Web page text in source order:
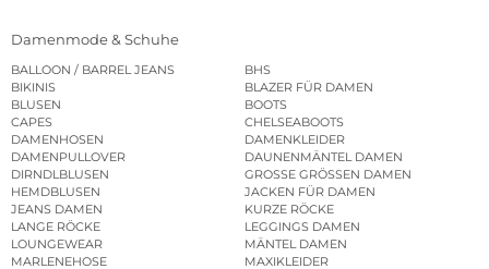
Damenmode & Schuhe
BALLOON / BARREL JEANS
BHS
BIKINIS
BLAZER FÜR DAMEN
BLUSEN
BOOTS
CAPES
CHELSEABOOTS
DAMENHOSEN
DAMENKLEIDER
DAMENPULLOVER
DAUNENMÄNTEL DAMEN
DIRNDLBLUSEN
GROSSE GRÖSSEN DAMEN
HEMDBLUSEN
JACKEN FÜR DAMEN
JEANS DAMEN
KURZE RÖCKE
LANGE RÖCKE
LEGGINGS DAMEN
LOUNGEWEAR
MÄNTEL DAMEN
MARLENEHOSE
MAXIKLEIDER